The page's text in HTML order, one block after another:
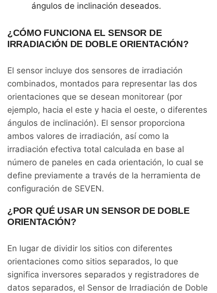
ángulos de inclinación deseados.
¿CÓMO FUNCIONA EL SENSOR DE
IRRADIACIÓN DE DOBLE ORIENTACIÓN?
El sensor incluye dos sensores de irradiación
combinados, montados para representar las dos
orientaciones que se desean monitorear (por
ejemplo, hacia el este y hacia el oeste, o diferentes
ángulos de inclinación). El sensor proporciona
ambos valores de irradiación, así como la
irradiación efectiva total calculada en base al
número de paneles en cada orientación, lo cual se
define previamente a través de la herramienta de
configuración de SEVEN.
¿POR QUÉ USAR UN SENSOR DE DOBLE
ORIENTACIÓN?
En lugar de dividir los sitios con diferentes
orientaciones como sitios separados, lo que
significa inversores separados y registradores de
datos separados, el Sensor de Irradiación de Doble